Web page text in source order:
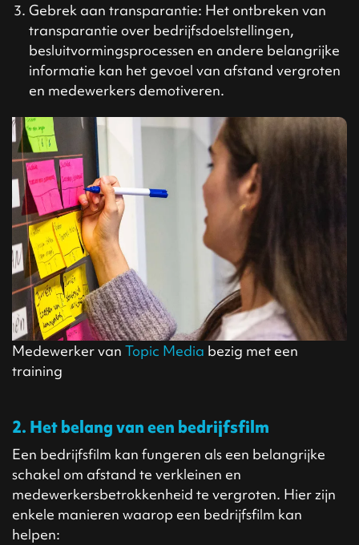
Gebrek aan transparantie: Het ontbreken van
transparantie over bedrijfsdoelstellingen,
besluitvormingsprocessen en andere belangrijke
informatie kan het gevoel van afstand vergroten
en medewerkers demotiveren.
Medewerker van Topic Media bezig met een
training
2. Het belang van een bedrijfsfilm
Een bedrijfsfilm kan fungeren als een belangrijke
schakel om afstand te verkleinen en
medewerkersbetrokkenheid te vergroten. Hier zijn
enkele manieren waarop een bedrijfsfilm kan
helpen: